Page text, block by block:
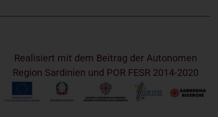
Realisiert mit dem Beitrag der Autonomen
Region Sardinien und POR FESR 2014-2020